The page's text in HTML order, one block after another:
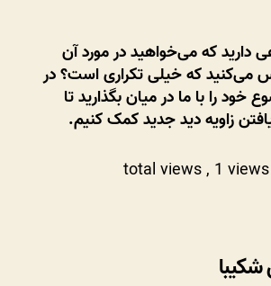
دارید که می‌خواهید در مورد آن
می‌کنید که خیلی تکراری است؟ در
را با ما در میان بگذارید تا
زاویه دید جدید کمک کنیم.
, 1